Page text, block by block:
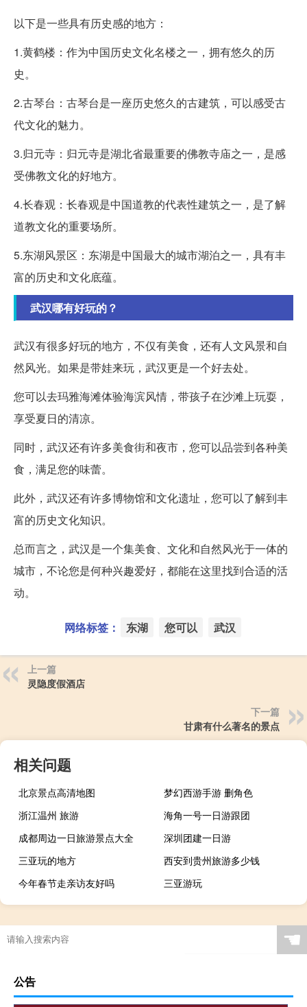
以下是一些具有历史感的地方：
1.黄鹤楼：作为中国历史文化名楼之一，拥有悠久的历
史。
2.古琴台：古琴台是一座历史悠久的古建筑，可以感受古
代文化的魅力。
3.归元寺：归元寺是湖北省最重要的佛教寺庙之一，是感
受佛教文化的好地方。
4.长春观：长春观是中国道教的代表性建筑之一，是了解
道教文化的重要场所。
5.东湖风景区：东湖是中国最大的城市湖泊之一，具有丰
富的历史和文化底蕴。
武汉哪有好玩的？
武汉有很多好玩的地方，不仅有美食，还有人文风景和自
然风光。如果是带娃来玩，武汉更是一个好去处。
您可以去玛雅海滩体验海滨风情，带孩子在沙滩上玩耍，
享受夏日的清凉。
同时，武汉还有许多美食街和夜市，您可以品尝到各种美
食，满足您的味蕾。
此外，武汉还有许多博物馆和文化遗址，您可以了解到丰
富的历史文化知识。
总而言之，武汉是一个集美食、文化和自然风光于一体的
城市，不论您是何种兴趣爱好，都能在这里找到合适的活
动。
网络标签： 东湖 您可以 武汉
上一篇
灵隐度假酒店
下一篇
甘肃有什么著名的景点
相关问题
北京景点高清地图
梦幻西游手游 删角色
浙江温州 旅游
海角一号一日游跟团
成都周边一日旅游景点大全
深圳团建一日游
三亚玩的地方
西安到贵州旅游多少钱
今年春节走亲访友好吗
三亚游玩
☚
公告